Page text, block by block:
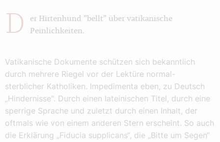
D
er Hirtenhund "bellt" über vatikanische
Peinlichkeiten.
Vatikanische Dokumente schützen sich bekanntlich
durch mehrere Riegel vor der Lektüre normal-
sterblicher Katholiken. Impedimenta eben, zu Deutsch
„Hindernisse“. Durch einen lateinischen Titel, durch eine
sperrige Sprache und zuletzt durch einen Inhalt, der
oftmals wie von einem anderen Stern erscheint. So auch
die Erklärung „Fiducia supplicans“, die „Bitte um Segen“